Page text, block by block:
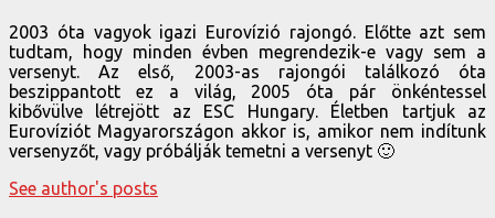
2003 óta vagyok igazi Eurovízió rajongó. Előtte azt sem
tudtam, hogy minden évben megrendezik-e vagy sem a
versenyt. Az első, 2003-as rajongói találkozó óta
beszippantott ez a világ, 2005 óta pár önkéntessel
kibővülve létrejött az ESC Hungary. Életben tartjuk az
Eurovíziót Magyarországon akkor is, amikor nem indítunk
versenyzőt, vagy próbálják temetni a versenyt 🙂
See author's posts